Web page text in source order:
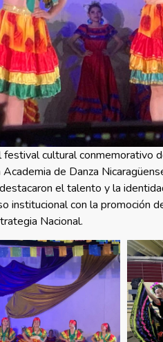
cultural conmemorativo
de Danza
el talento y la
institucional con la promoción
Nacional.